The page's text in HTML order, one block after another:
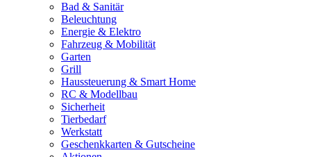
Bad & Sanitär
Beleuchtung
Energie & Elektro
Fahrzeug & Mobilität
Garten
Grill
Haussteuerung & Smart Home
RC & Modellbau
Sicherheit
Tierbedarf
Werkstatt
Geschenkkarten & Gutscheine